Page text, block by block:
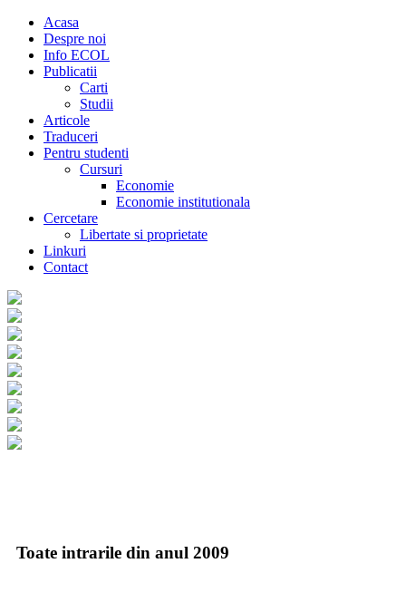
Acasa
Despre noi
Info ECOL
Publicatii
Carti
Studii
Articole
Traduceri
Pentru studenti
Cursuri
Economie
Economie institutionala
Cercetare
Libertate si proprietate
Linkuri
Contact
Toate intrarile din anul 2009